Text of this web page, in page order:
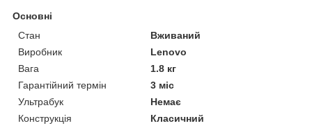
Основні
Стан
Вживаний
Виробник
Lenovo
Вага
1.8 кг
Гарантійний термін
3 міс
Ультрабук
Немає
Конструкція
Класичний